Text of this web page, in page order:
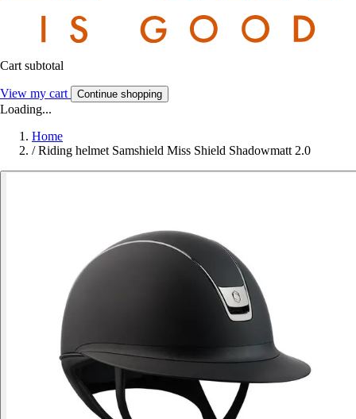
Cart subtotal
View my cart Continue shopping
Loading...
Home
/ Riding helmet Samshield Miss Shield Shadowmatt 2.0